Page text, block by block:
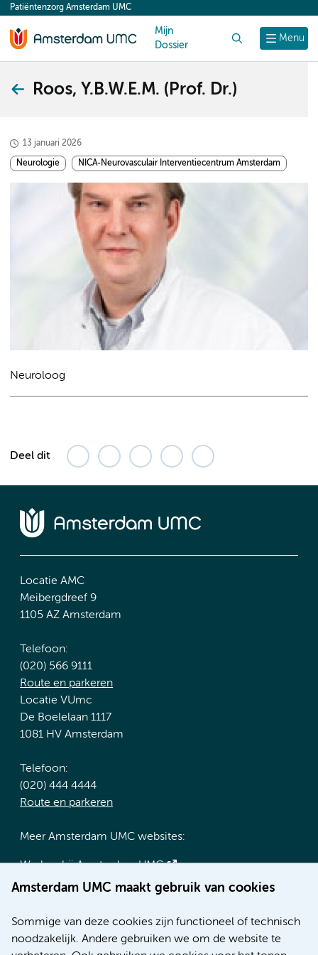
content
Menu
Patiëntenzorg Amsterdam UMC
Mijn
Dossier
Roos, Y.B.W.E.M. (Prof. Dr.)
13 januari 2026
Neurologie NICA-Neurovasculair Interventiecentrum Amsterdam
Neuroloog
Deel dit
Amsterdam UMC maakt gebruik van cookies
Sommige van deze cookies zijn functioneel of technisch
noodzakelijk. Andere gebruiken we om de website te
Locatie AMC
Meibergdreef 9
1105 AZ Amsterdam
Telefoon:
(020) 566 9111
Route en parkeren
Locatie VUmc
De Boelelaan 1117
1081 HV Amsterdam
Telefoon:
(020) 444 4444
Route en parkeren
Meer Amsterdam UMC websites:
Werken bij Amsterdam UMC
Over Amsterdam UMC
Research
Educatie locatie AMC
Educatie locatie VUmc